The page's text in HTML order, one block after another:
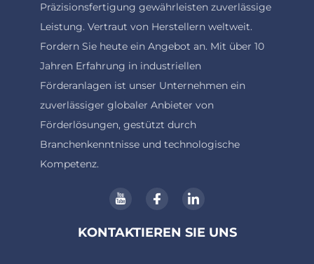
Präzisionsfertigung gewährleisten zuverlässige
Leistung. Vertraut von Herstellern weltweit.
Fordern Sie heute ein Angebot an. Mit über 10
Jahren Erfahrung in industriellen
Förderanlagen ist unser Unternehmen ein
zuverlässiger globaler Anbieter von
Förderlösungen, gestützt durch
Branchenkenntnisse und technologische
Kompetenz.
KONTAKTIEREN SIE UNS